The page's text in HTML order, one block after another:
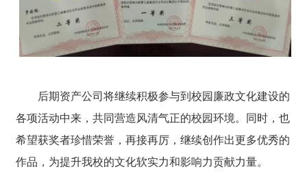
后期资产公司将继续积极参与到校园廉政文化建设的
各项活动中来，共同营造风清气正的校园环境。同时，也
希望获奖者珍惜荣誉，再接再厉，继续创作出更多优秀的
作品，为提升我校的文化软实力和影响力贡献力量。